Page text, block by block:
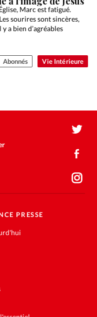
Vie Intérieure
Marc est fatigué.
sourires sont sincères,
a bien d’agréables
Abonnés
PRESSE